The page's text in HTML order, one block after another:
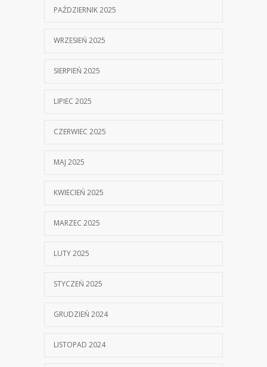
PAŹDZIERNIK 2025
WRZESIEŃ 2025
SIERPIEŃ 2025
LIPIEC 2025
CZERWIEC 2025
MAJ 2025
KWIECIEŃ 2025
MARZEC 2025
LUTY 2025
STYCZEŃ 2025
GRUDZIEŃ 2024
LISTOPAD 2024